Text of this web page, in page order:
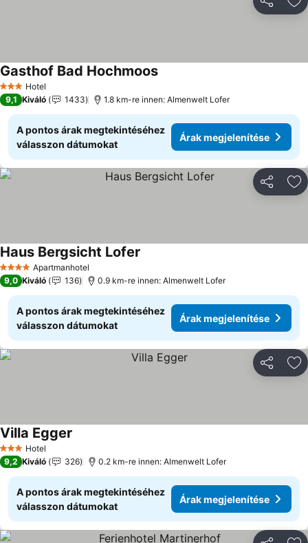
3 Kategória
Hotel
Gasthof Bad Hochmoos
9,1 Kiváló 1433 1.8 km-re innen: Almenwelt Lofer
A pontos árak megtekintéséhez
válasszon dátumokat
Árak megjelenítése
4 KategóriaApartmanhotel
Haus Bergsicht Lofer
9,0 Kiváló 136 0.9 km-re innen: Almenwelt Lofer
A pontos árak megtekintéséhez
válasszon dátumokat
Árak megjelenítése
3 Kategória
Hotel
Villa Egger
9,2 Kiváló 326 0.2 km-re innen: Almenwelt Lofer
A pontos árak megtekintéséhez
válasszon dátumokat
Árak megjelenítése